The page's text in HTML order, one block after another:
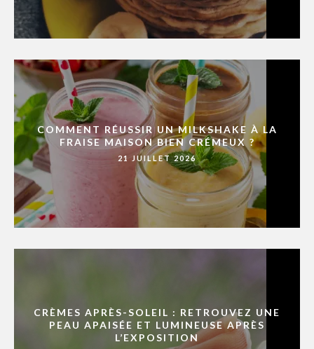
COMMENT RÉUSSIR UN MILKSHAKE À LA
FRAISE MAISON BIEN CRÉMEUX ?
21 JUILLET 2026
CRÈMES APRÈS-SOLEIL : RETROUVEZ UNE
PEAU APAISÉE ET LUMINEUSE APRÈS
L’EXPOSITION